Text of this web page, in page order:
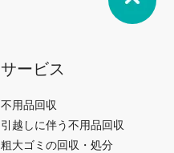
サービス
不用品回収
引越しに伴う不用品回収
粗大ゴミの回収・処分